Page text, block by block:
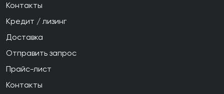
Контакты
Кредит / лизинг
Доставка
Отправить запрос
Прайс-лист
Контакты